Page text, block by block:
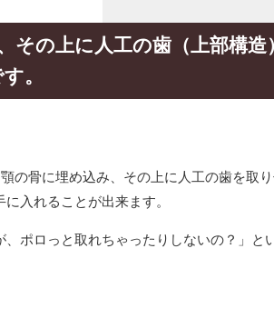
その上に人工の歯（上部構造
。
の骨に埋め込み、その上に人工の歯を取
入れることが出来ます。
ポロっと取れちゃったりしないの？」と